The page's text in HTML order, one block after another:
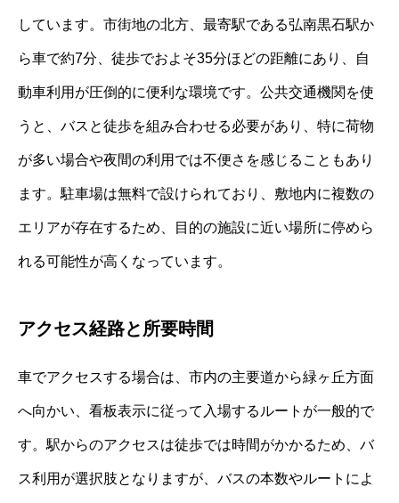
しています。市街地の北方、最寄駅である弘南黒石駅か
ら車で約7分、徒歩でおよそ35分ほどの距離にあり、自
動車利用が圧倒的に便利な環境です。公共交通機関を使
うと、バスと徒歩を組み合わせる必要があり、特に荷物
が多い場合や夜間の利用では不便さを感じることもあり
ます。駐車場は無料で設けられており、敷地内に複数の
エリアが存在するため、目的の施設に近い場所に停めら
れる可能性が高くなっています。
アクセス経路と所要時間
車でアクセスする場合は、市内の主要道から緑ヶ丘方面
へ向かい、看板表示に従って入場するルートが一般的で
す。駅からのアクセスは徒歩では時間がかかるため、バ
ス利用が選択肢となりますが、バスの本数やルートによ